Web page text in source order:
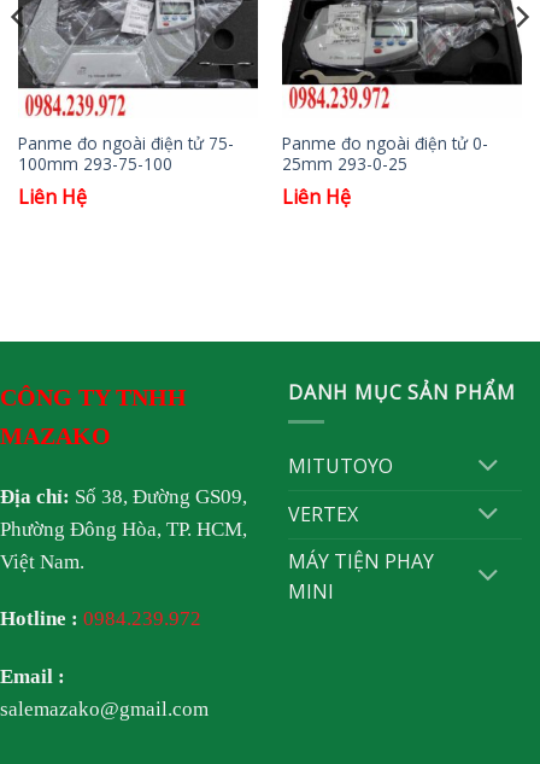
Panme đo ngoài điện tử 75-
100mm 293-75-100
Liên Hệ
Panme đo ngoài điện tử 0-
25mm 293-0-25
Liên Hệ
CÔNG TY TNHH
MAZAKO
Địa chỉ: Số 38, Đường GS09,
Phường Đông Hòa, TP. HCM,
Việt Nam.
Hotline : 0984.239.972
Email :
salemazako@gmail.com
DANH MỤC SẢN PHẨM
MITUTOYO
VERTEX
MÁY TIỆN PHAY
MINI